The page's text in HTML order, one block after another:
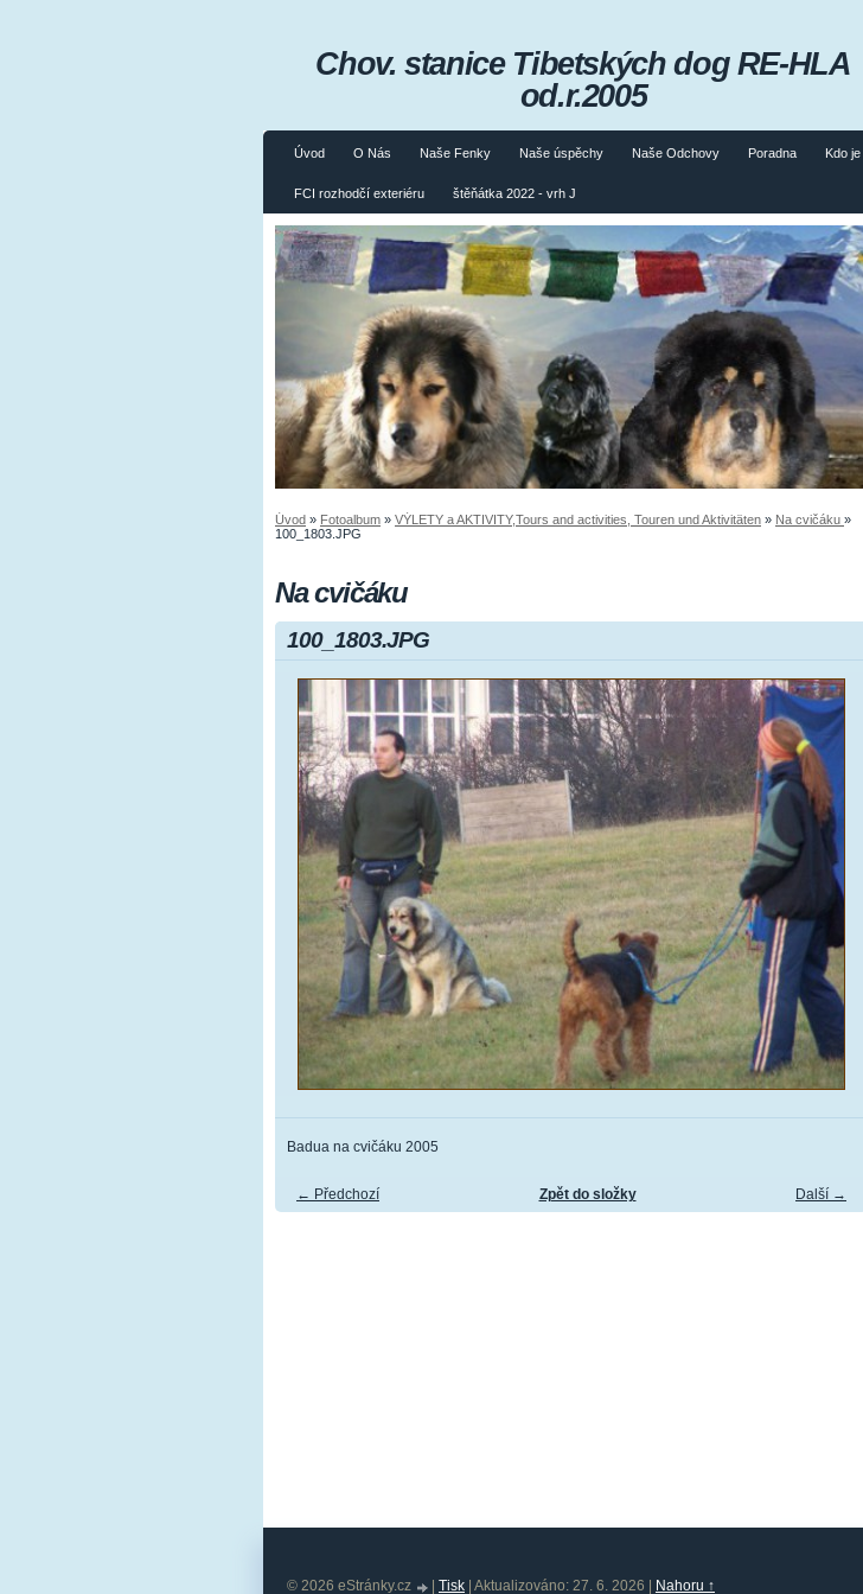
Úvod O Nás Naše Fenky Naše úspěchy Naše Odchovy Poradna Kdo
FCI rozhodčí exteriéru štěňátka 2022 - vrh J
Chov. stanice Tibetských dog RE-HLA
od.r.2005
Úvod » Fotoalbum » VÝLETY a AKTIVITY,Tours and activities, Touren und Aktivitäten » Na cvičáku »
100_1803.JPG
Na cvičáku
100_1803.JPG
Badua na cvičáku 2005
← Předchozí Další →
Zpět do složky
© 2026 eStránky.cz Tisk Aktualizováno: 27. 6. 2026 Nahoru ↑